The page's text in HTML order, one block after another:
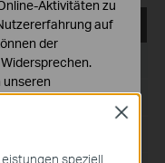
19
speziell
Close
Aktivitäten zu
auf
der
unseren